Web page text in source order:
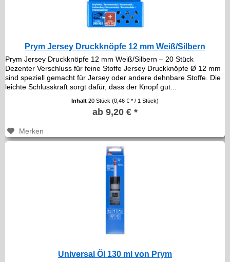
Prym Jersey Druckknöpfe 12 mm Weiß/Silbern
Prym Jersey Druckknöpfe 12 mm Weiß/Silbern – 20 Stück
Dezenter Verschluss für feine Stoffe Jersey Druckknöpfe Ø 12 mm
sind speziell gemacht für Jersey oder andere dehnbare Stoffe. Die
leichte Schlusskraft sorgt dafür, dass der Knopf gut...
Inhalt20 Stück(0,46 € * / 1 Stück)
ab 9,20 € *
Merken
Universal Öl 130 ml von Prym